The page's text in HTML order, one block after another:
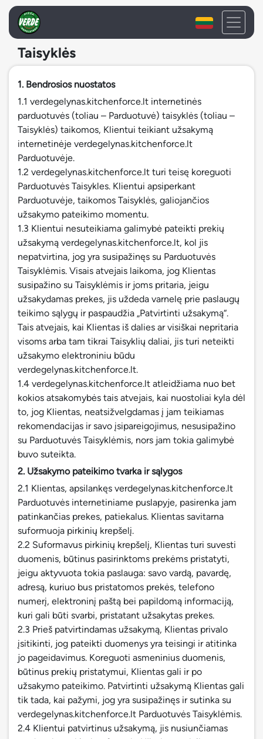
Taisyklės
1. Bendrosios nuostatos
1.1 verdegelynas.kitchenforce.lt internetinės
parduotuvės (toliau – Parduotuvė) taisyklės (toliau –
Taisyklės) taikomos, Klientui teikiant užsakymą
internetinėje verdegelynas.kitchenforce.lt
Parduotuvėje.
1.2 verdegelynas.kitchenforce.lt turi teisę koreguoti
Parduotuvės Taisykles. Klientui apsiperkant
Parduotuvėje, taikomos Taisyklės, galiojančios
užsakymo pateikimo momentu.
1.3 Klientui nesuteikiama galimybė pateikti prekių
užsakymą verdegelynas.kitchenforce.lt, kol jis
nepatvirtina, jog yra susipažinęs su Parduotuvės
Taisyklėmis. Visais atvejais laikoma, jog Klientas
susipažino su Taisyklėmis ir joms pritaria, jeigu
užsakydamas prekes, jis uždeda varnelę prie paslaugų
teikimo sąlygų ir paspaudžia „Patvirtinti užsakymą“.
Tais atvejais, kai Klientas iš dalies ar visiškai nepritaria
visoms arba tam tikrai Taisyklių daliai, jis turi neteikti
užsakymo elektroniniu būdu
verdegelynas.kitchenforce.lt.
1.4 verdegelynas.kitchenforce.lt atleidžiama nuo bet
kokios atsakomybės tais atvejais, kai nuostoliai kyla dėl
to, jog Klientas, neatsižvelgdamas į jam teikiamas
rekomendacijas ir savo įsipareigojimus, nesusipažino
su Parduotuvės Taisyklėmis, nors jam tokia galimybė
buvo suteikta.
2. Užsakymo pateikimo tvarka ir sąlygos
2.1 Klientas, apsilankęs verdegelynas.kitchenforce.lt
Parduotuvės internetiniame puslapyje, pasirenka jam
patinkančias prekes, patiekalus. Klientas savitarna
suformuoja pirkinių krepšelį.
2.2 Suformavus pirkinių krepšelį, Klientas turi suvesti
duomenis, būtinus pasirinktoms prekėms pristatyti,
jeigu aktyvuota tokia paslauga: savo vardą, pavardę,
adresą, kuriuo bus pristatomos prekės, telefono
numerį, elektroninį paštą bei papildomą informaciją,
kuri gali būti svarbi, pristatant užsakytas prekes.
2.3 Prieš patvirtindamas užsakymą, Klientas privalo
įsitikinti, jog pateikti duomenys yra teisingi ir atitinka
jo pageidavimus. Koreguoti asmeninius duomenis,
būtinus prekių pristatymui, Klientas gali ir po
užsakymo pateikimo. Patvirtinti užsakymą Klientas gali
tik tada, kai pažymi, jog yra susipažinęs ir sutinka su
verdegelynas.kitchenforce.lt Parduotuvės Taisyklėmis.
2.4 Klientui patvirtinus užsakymą, jis nusiunčiamas